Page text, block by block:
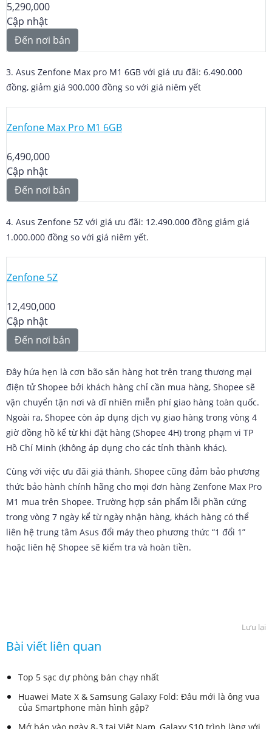
5,290,000
Cập nhật
Đến nơi bán
3. Asus Zenfone Max pro M1 6GB với giá ưu đãi: 6.490.000
đồng, giảm giá 900.000 đồng so với giá niêm yết
Zenfone Max Pro M1 6GB
6,490,000
Cập nhật
Đến nơi bán
4. Asus Zenfone 5Z với giá ưu đãi: 12.490.000 đồng giảm giá
1.000.000 đồng so với giá niêm yết.
Zenfone 5Z
12,490,000
Cập nhật
Đến nơi bán
Đây hứa hẹn là cơn bão săn hàng hot trên trang thương mại
điện tử Shopee bởi khách hàng chỉ cần mua hàng, Shopee sẽ
vận chuyển tận nơi và dĩ nhiên miễn phí giao hàng toàn quốc.
Ngoài ra, Shopee còn áp dụng dịch vụ giao hàng trong vòng 4
giờ đồng hồ kể từ khi đặt hàng (Shopee 4H) trong phạm vi TP
Hồ Chí Minh (không áp dụng cho các tỉnh thành khác).
Cùng với việc ưu đãi giá thành, Shopee cũng đảm bảo phương
thức bảo hành chính hãng cho mọi đơn hàng Zenfone Max Pro
M1 mua trên Shopee. Trường hợp sản phẩm lỗi phần cứng
trong vòng 7 ngày kể từ ngày nhận hàng, khách hàng có thể
liên hệ trung tâm Asus đổi máy theo phương thức “1 đổi 1”
hoặc liên hệ Shopee sẽ kiểm tra và hoàn tiền.
Lưu lại
Bài viết liên quan
Top 5 sạc dự phòng bán chạy nhất
Huawei Mate X & Samsung Galaxy Fold: Đâu mới là ông vua
của Smartphone màn hình gập?